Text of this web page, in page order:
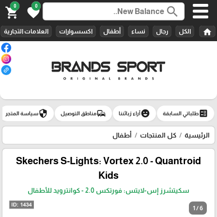
search
0
favorite
0
shopping_cart
home الكل رجال نساء أطفال اكسسوارات العلامات التجارية
ballotطلباتي السابقة emoji_emotionsآراء زبائننا commuteمناطق التوصيل securityسياسة المتجر
الرئيسية كل المنتجات أطفال
Skechers S-Lights: Vortex 2.0 - Quantroid
Kids
سكيتشرز إس-لايتس: فورتكس 2.0 - كوانترويد للأطفال
1 / 6